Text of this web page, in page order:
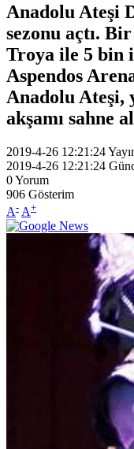
Anadolu Ateşi
sezonu açtı.
Troya ile 5 bin
Aspendos
Anadolu Ateşi,
akşamı sahne
2019-4-26 12:21:24
2019-4-26 12:21:24
0Yorum
906 Gösterim
A- A+